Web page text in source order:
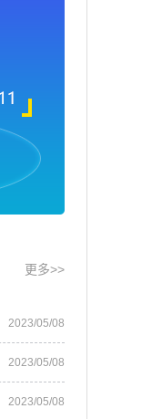
更多>>
2023/05/08
2023/05/08
2023/05/08